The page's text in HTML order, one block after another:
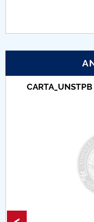
Protection des
Comisie de etica
Accesibilitate pentru
CARTA_UNSTPB